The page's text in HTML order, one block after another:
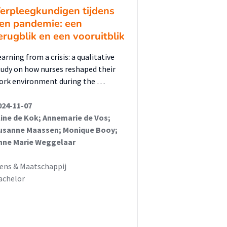
tijdens
pandemie: een
en een vooruitblik
from a crisis: a qualitative
on how nurses reshaped their
environment during the …
11-07
de Kok; Annemarie de Vos;
Maassen; Monique Booy;
Marie Weggelaar
& Maatschappij